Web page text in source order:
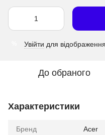
Увійти для
До обраного
Характеристики
Бренд Acer